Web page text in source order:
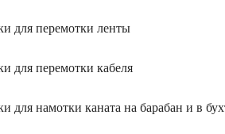
для перемотки ленты
для перемотки кабеля
для намотки каната на барабан и в